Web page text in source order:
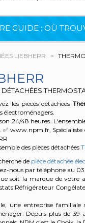
GUIDE : OÙ
LIEBHERR
DÉTACHÉES
les pièces détachées
électroménagers.
24/48 heures.
✅ www.npm.fr, Spécialiste
des pièces détachées
de pièce détachée
nous par téléphone au 03
soit la marque de votre
Réfrigérateur
une entreprise
Depuis plus de 39